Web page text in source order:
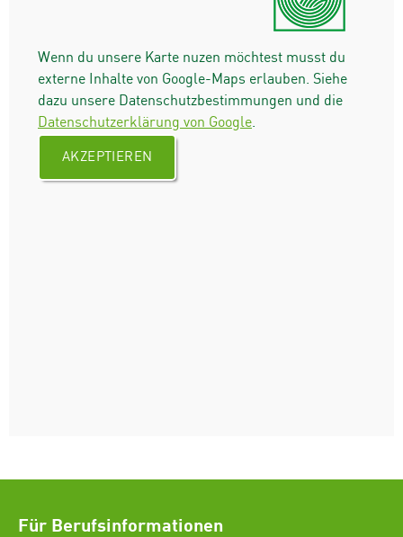
Wenn du unsere Karte nuzen möchtest musst du
externe Inhalte von Google-Maps erlauben. Siehe
dazu unsere Datenschutzbestimmungen und die
Datenschutzerklärung von Google.
AKZEPTIEREN
Für Berufsinformationen